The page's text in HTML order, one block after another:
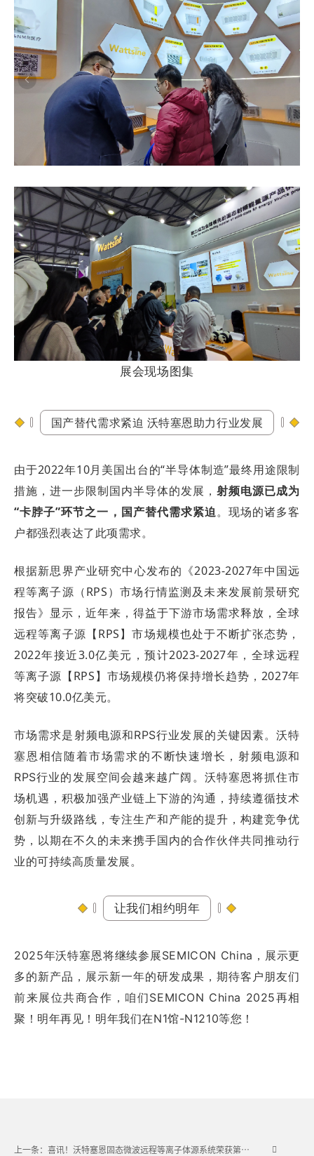
展会现场图集
国产替代需求紧迫 沃特塞恩助力行业发展
由于2022年10月美国出台的“半导体制造”最终用途限制
措施，进一步限制国内半导体的发展，射频电源已成为
“卡脖子”环节之一，国产替代需求紧迫。现场的诸多客
户都强烈表达了此项需求。
根据新思界产业研究中心发布的《2023-2027年中国远
程等离子源（RPS）市场行情监测及未来发展前景研究
报告》显示，近年来，得益于下游市场需求释放，全球
远程等离子源【RPS】市场规模也处于不断扩张态势，
2022年接近3.0亿美元，预计2023-2027年，全球远程
等离子源【RPS】市场规模仍将保持增长趋势，2027年
将突破10.0亿美元。
市场需求是射频电源和RPS行业发展的关键因素。沃特
塞恩相信随着市场需求的不断快速增长，射频电源和
RPS行业的发展空间会越来越广阔。 沃特塞恩将抓住市
场机遇，积极加强产业链上下游的沟通，持续遵循技术
创新与升级路线，专注生产和产能的提升，构建竞争优
势，以期在不久的未来携手国内的合作伙伴共同推动行
业的可持续高质量发展。
让我们相约明年
2025年沃特塞恩将继续参展SEMICON China，展示更
多的新产品，展示新一年的研发成果，期待客户朋友们
前来展位共商合作，咱们SEMICON China 2025再相
聚！ 明年再见！明年我们在N1馆-N1210等您！
上一条：喜讯！沃特塞恩固态微波远程等离子体源系统荣获第七届“IC创新奖”成果产业化奖